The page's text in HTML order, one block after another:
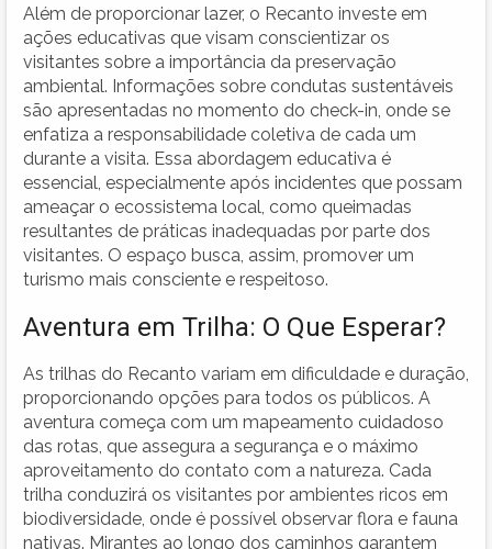
Além de proporcionar lazer, o Recanto investe em
ações educativas que visam conscientizar os
visitantes sobre a importância da preservação
ambiental. Informações sobre condutas sustentáveis
são apresentadas no momento do check-in, onde se
enfatiza a responsabilidade coletiva de cada um
durante a visita. Essa abordagem educativa é
essencial, especialmente após incidentes que possam
ameaçar o ecossistema local, como queimadas
resultantes de práticas inadequadas por parte dos
visitantes. O espaço busca, assim, promover um
turismo mais consciente e respeitoso.
Aventura em Trilha: O Que Esperar?
As trilhas do Recanto variam em dificuldade e duração,
proporcionando opções para todos os públicos. A
aventura começa com um mapeamento cuidadoso
das rotas, que assegura a segurança e o máximo
aproveitamento do contato com a natureza. Cada
trilha conduzirá os visitantes por ambientes ricos em
biodiversidade, onde é possível observar flora e fauna
nativas. Mirantes ao longo dos caminhos garantem